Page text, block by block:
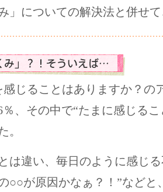
」についての解決法と併せ
感じることはありますか？の
％、その中で“たまに感じる
。
は違い、毎日のように感じ
○○が原因かなぁ？！”など